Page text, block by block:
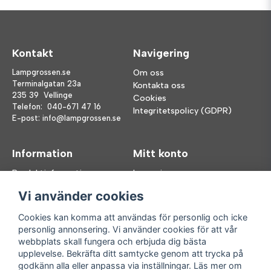
Kontakt
Lampgrossen.se
Terminalgatan 23a
235 39 Vellinge
Telefon: 040-671 47 16
E-post: info@lampgrossen.se
Navigering
Om oss
Kontakta oss
Cookies
Integritetspolicy (GDPR)
Information
Produktinformation
FAQ
Mitt konto
Logga in
Glömt lösenord?
Följ oss
Facebook
Handla enkelt
Vi använder cookies
Cookies kan komma att användas för personlig och icke
personlig annonsering. Vi använder cookies för att vår
webbplats skall fungera och erbjuda dig bästa
upplevelse. Bekräfta ditt samtycke genom att trycka på
godkänn alla eller anpassa via inställningar. Läs mer om